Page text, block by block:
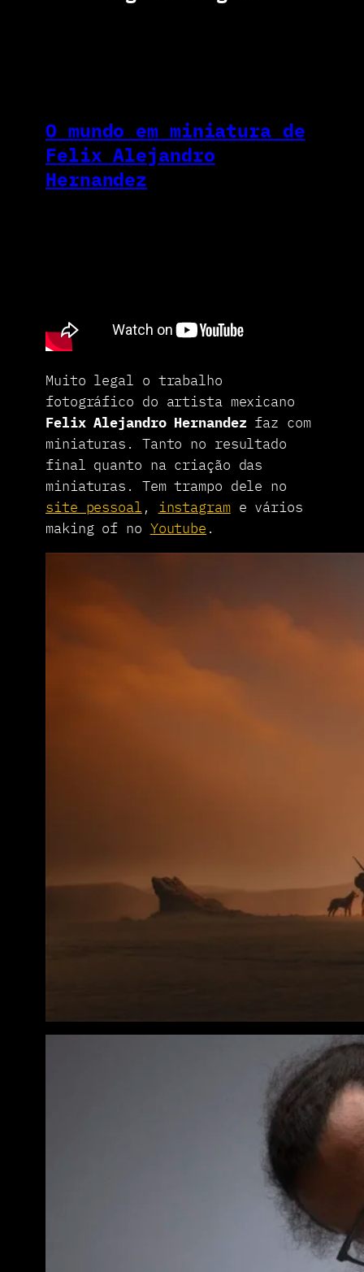
O mundo em miniatura de
Felix Alejandro
Hernandez
Muito legal o trabalho
fotográfico do artista mexicano
Felix Alejandro Hernandez faz com
miniaturas. Tanto no resultado
final quanto na criação das
miniaturas. Tem trampo dele no
site pessoal , instagrame vários
making of no Youtube .